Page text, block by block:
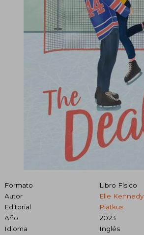
Formato
Libro Físico
Autor
Elle Kennedy
Editorial
Piatkus
Año
2023
Idioma
Inglés